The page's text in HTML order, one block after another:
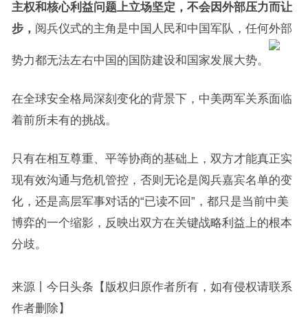
主权和核心利益问题上立场坚定，不会因外部压力而让
步， 阅兵仪式的主角是中国人民和中国军队，任何外部
势力都无法左右中国的国防建设和国家发展大势。
在全球安全格局深刻变化的背景下，中美两军关系面临
着前所未有的挑战。
只有在相互尊重、平等协商的基础上，双方才能真正实
现有效沟通与危机管控，否则无论是阅兵嘉宾名单的变
化，还是高层军事对话的“已读不回”，都只是当前中美
博弈的一个缩影，反映出双方在关键战略利益上的根本
分歧。
来源丨今日头条【版权归原作者所有，如有侵权请联系
作者删除】